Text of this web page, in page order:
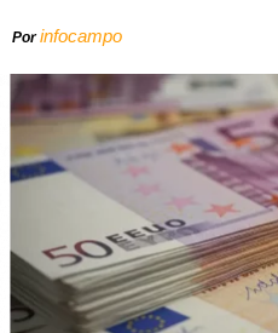
Porinfocampo